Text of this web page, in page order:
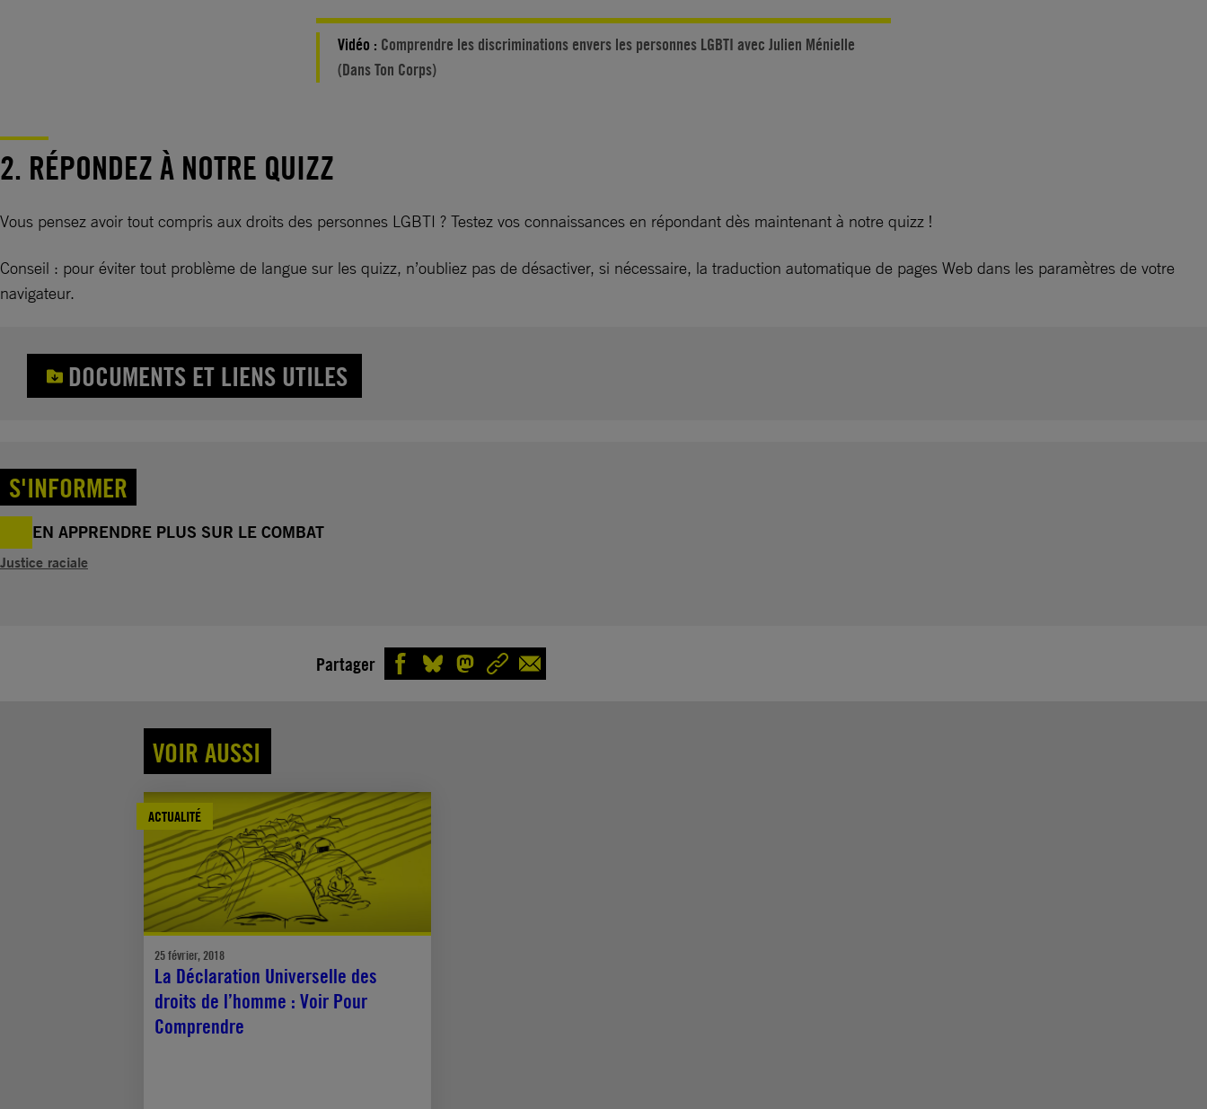
Vidéo : Comprendre les discriminations envers les personnes LGBTI avec Julien Ménielle
(Dans Ton Corps)
2. RÉPONDEZ À NOTRE QUIZZ
Vous pensez avoir tout compris aux droits des personnes LGBTI ? Testez vos connaissances en répondant dès maintenant à notre quizz !
Conseil : pour éviter tout problème de langue sur les quizz, n’oubliez pas de désactiver, si nécessaire, la traduction automatique de pages Web dans les paramètres de votre
navigateur.
DOCUMENTS ET LIENS UTILES
S'INFORMER
EN APPRENDRE PLUS SUR LE COMBAT
Justice raciale
Partager
VOIR AUSSI
ACTUALITÉ
25 février, 2018
La Déclaration Universelle des
droits de l’homme : Voir Pour
Comprendre